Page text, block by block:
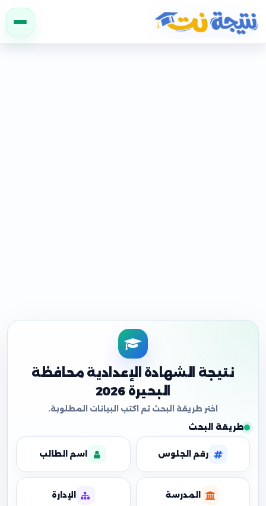
نتيجة نت
نتيجة الشهادة الإعدادية محافظة
البحيرة 2026
طريقة البحث
رقم الجلوس اسم الطالب
المدرسة الإدارة